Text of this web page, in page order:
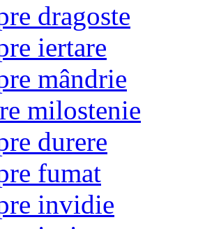
dragoste
iertare
mândrie
milostenie
durere
fumat
invidie